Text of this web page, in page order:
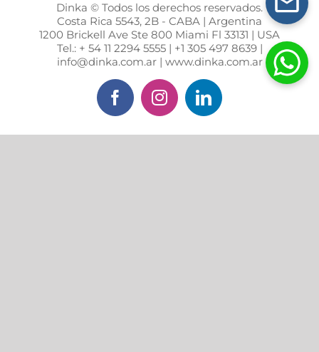
Dinka © Todos los derechos reservados.
Costa Rica 5543, 2B - CABA | Argentina
1200 Brickell Ave Ste 800 Miami Fl 33131 | USA
Tel.: + 54 11 2294 5555 | +1 305 497 8639 |
info@dinka.com.ar | www.dinka.com.ar
FacebookInstagramLinkedIn